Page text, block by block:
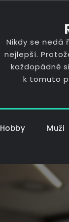
Nikdy se nedá
nejlepší.
každopádně
k tomuto
Hobby Muži